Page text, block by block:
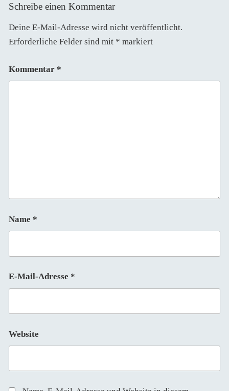
Schreibe einen Kommentar
Deine E-Mail-Adresse wird nicht veröffentlicht.
Erforderliche Felder sind mit * markiert
Kommentar *
Name *
E-Mail-Adresse *
Website